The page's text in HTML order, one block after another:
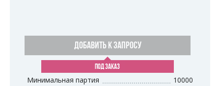
ДОБАВИТЬ К ЗАПРОСУ
ПОД ЗАКАЗ
Минимальная партия
10000